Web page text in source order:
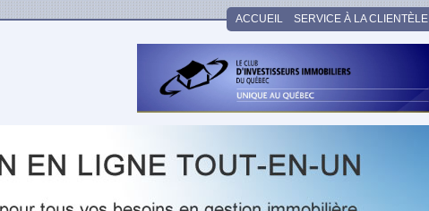
ACCUEIL SERVICE À LA CLIENTÈLE